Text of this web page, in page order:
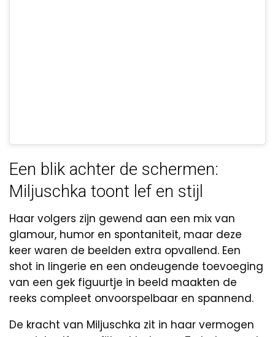
Een blik achter de schermen:
Miljuschka toont lef en stijl
Haar volgers zijn gewend aan een mix van
glamour, humor en spontaniteit, maar deze
keer waren de beelden extra opvallend. Een
shot in lingerie en een ondeugende toevoeging
van een gek figuurtje in beeld maakten de
reeks compleet onvoorspelbaar en spannend.
De kracht van Miljuschka zit in haar vermogen